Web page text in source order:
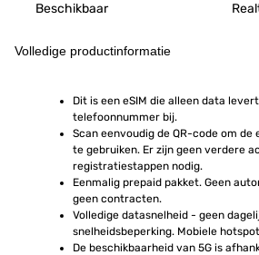
Beschikbaar
Volledige productinformatie
Dit is een eSIM die alleen data
telefoonnummer bij.
Scan eenvoudig de QR-code om de
te gebruiken. Er zijn geen verdere
registratiestappen nodig.
Eenmalig prepaid pakket. Geen
geen contracten.
Volledige datasnelheid - geen
snelheidsbeperking. Mobiele
De beschikbaarheid van 5G is